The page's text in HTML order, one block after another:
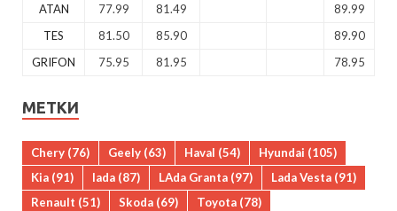
ATAN 77.99 81.49
89.99
TES
81.50 85.90
89.90
GRIFON
75.95 81.95 78.95
МЕТКИ
Chery (76) Geely (63) Haval (54) Hyundai (105)
Kia (91) lada (87) LAda Granta (97) Lada Vesta (91)
Renault (51) Skoda (69) Toyota (78)